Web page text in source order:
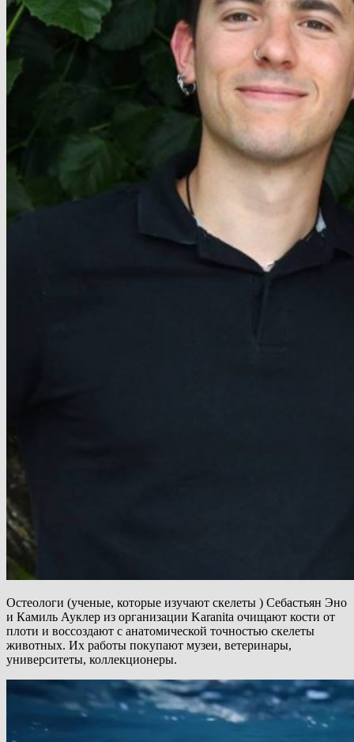
Остеологи (ученые, которые изучают скелеты ) Себастьян Эно
и Камиль Ауклер из организации Karanita очищают кости от
плоти и воссоздают с анатомической точностью скелеты
животных. Их работы покупают музеи, ветеринары,
университеты, коллекционеры.